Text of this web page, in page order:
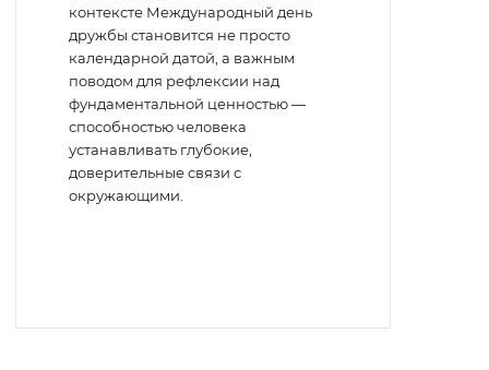
контексте Международный день
дружбы становится не просто
календарной датой, а важным
поводом для рефлексии над
фундаментальной ценностью —
способностью человека
устанавливать глубокие,
доверительные связи с
окружающими.